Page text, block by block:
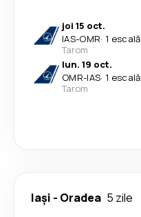
joi 15 oct.
IAS-OMR· 1 escală
Tarom
lun. 19 oct.
OMR-IAS· 1 escală
Tarom
Iași - Oradea 5 zile